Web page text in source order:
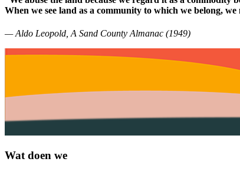
When we see land as a community to which we belong,
— Aldo Leopold, A Sand County Almanac (1949)
Wat doen we